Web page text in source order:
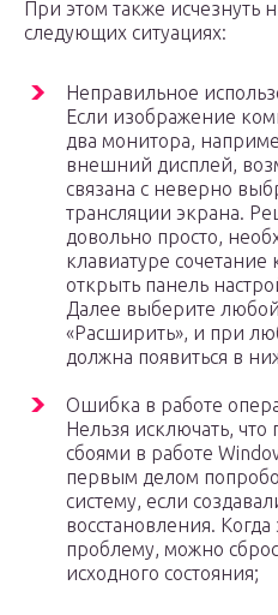
При этом также исчезнуть
следующих ситуациях:
Неправильное
Если изображение
два монитора,
внешний дисплей,
связана с неверно
трансляции экрана.
довольно просто,
клавиатуре
открыть панель
Далее выберите
«Расширить», и при
должна появиться в
Ошибка в работе
Нельзя исключать, что
сбоями в работе
первым делом
систему, если
восстановления.
проблему, можно
исходного состояния;